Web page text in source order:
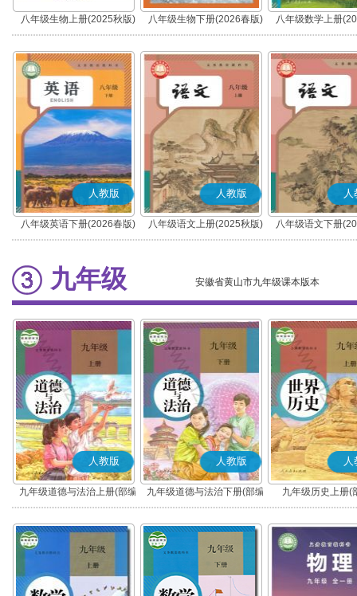
八年级生物上册(2025秋版) 八年级生物下册(2026春版) 八年级数学上册
人教版
八年级英语下册(2026春版)
人教版
八年级语文上册(2025秋版)
(部编版)
人
八年级语文下册
(部编版)
九年级 安徽省黄山市九年级课本版本
人教版
九年级道德与法治上册(部编
版)
人教版
九年级道德与法治下册(部编
版)
人
九年级历史上册(